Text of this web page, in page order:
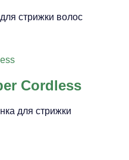
стрижки волос
Cordless
для стрижки